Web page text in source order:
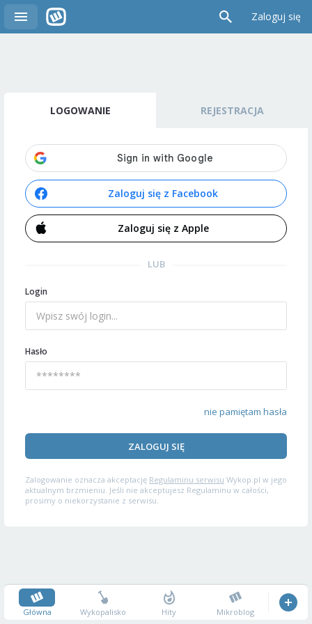
Zaloguj się
LOGOWANIE REJESTRACJA
Zaloguj się z Facebook
Zaloguj się z Apple
LUB
Login
Hasło
nie pamiętam hasła
ZALOGUJ SIĘ
Zalogowanie oznacza akceptację Regulaminu serwisu Wykop.pl w jego
aktualnym brzmieniu. Jeśli nie akceptujesz Regulaminu w całości,
prosimy o niekorzystanie z serwisu.
Główna Wykopalisko Hity Mikroblog